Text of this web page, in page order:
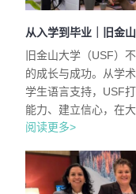
从入学到毕业｜旧金
旧金山大学（USF）
的成长与成功。从学
学生语言支持，USF
能力、建立信心，在
阅读更多>